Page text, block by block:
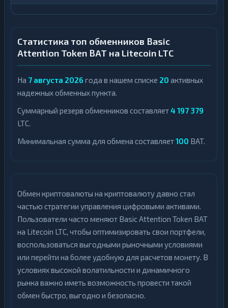
Статистика топ обменников Basic
Attention Token BAT на Litecoin LTC
На 7 августа 2026 года в нашем списке 20 активных
надежных обменных пункта.
Суммарный резерв обменников составляет4 197 379
LTC.
Минимальная сумма для обмена составляет100 BAT.
Обмен криптовалюты на криптовалюту давно стал
частью стратегии управления цифровыми активами.
Пользователи часто меняют Basic Attention Token BAT
на Litecoin LTC, чтобы оптимизировать свои портфели,
воспользоваться выгодными рыночными условиями
или перейти на более удобную для расчетов монету. В
условиях высокой волатильности и динамичного
рынка важно иметь возможность провести такой
обмен быстро, выгодно и безопасно.